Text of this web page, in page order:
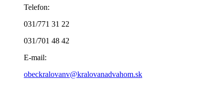
Telefon:
031/771 31 22
031/701 48 42
E-mail:
obeckralovanv@kralovanadvahom.sk